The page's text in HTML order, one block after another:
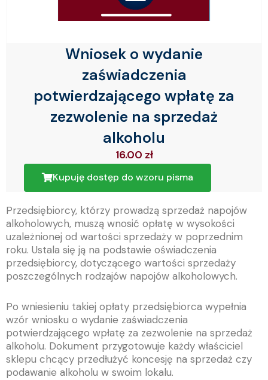
Wniosek o wydanie
zaświadczenia
potwierdzającego wpłatę za
zezwolenie na sprzedaż
alkoholu
16.00 zł
Kupuję dostęp do wzoru pisma
Przedsiębiorcy, którzy prowadzą sprzedaż napojów
alkoholowych, muszą wnosić opłatę w wysokości
uzależnionej od wartości sprzedaży w poprzednim
roku. Ustala się ją na podstawie oświadczenia
przedsiębiorcy, dotyczącego wartości sprzedaży
poszczególnych rodzajów napojów alkoholowych.
Po wniesieniu takiej opłaty przedsiębiorca wypełnia
wzór wniosku o wydanie zaświadczenia
potwierdzającego wpłatę za zezwolenie na sprzedaż
alkoholu. Dokument przygotowuje każdy właściciel
sklepu chcący przedłużyć koncesję na sprzedaż czy
podawanie alkoholu w swoim lokalu.